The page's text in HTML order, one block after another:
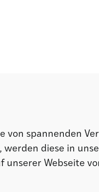
von spannenden
diese in
unserer Webseite